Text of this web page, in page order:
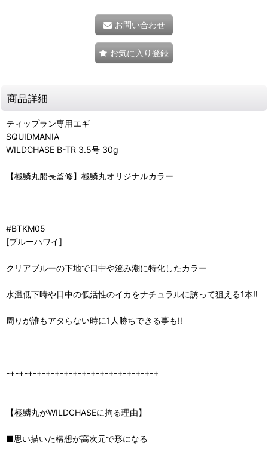
お問い合わせ
お気に入り登録
商品詳細
ティップラン専用エギ
SQUIDMANIA
WILDCHASE B-TR 3.5号 30g
【極鱗丸船長監修】極鱗丸オリジナルカラー
#BTKM05
[ブルーハワイ]
クリアブルーの下地で日中や澄み潮に特化したカラー
水温低下時や日中の低活性のイカをナチュラルに誘って狙える1本‼
周りが誰もアタらない時に1人勝ちできる事も‼
-+-+-+-+-+-+-+-+-+-+-+-+-+-+-+-+-+
【極鱗丸がWILDCHASEに拘る理由】
■思い描いた構想が高次元で形になる